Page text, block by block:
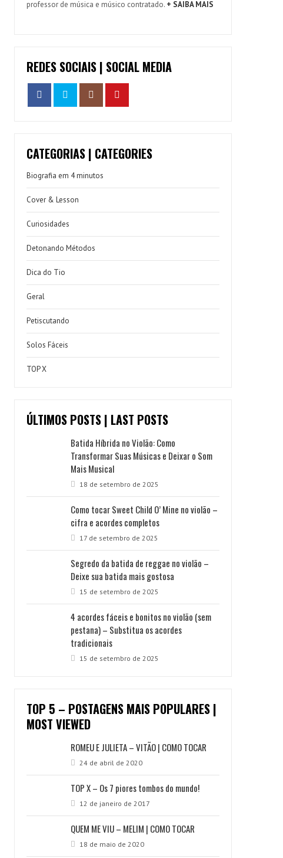
professor de música e músico contratado. + SAIBA MAIS
REDES SOCIAIS | SOCIAL MEDIA
CATEGORIAS | CATEGORIES
Biografia em 4 minutos
Cover & Lesson
Curiosidades
Detonando Métodos
Dica do Tio
Geral
Petiscutando
Solos Fáceis
TOP X
ÚLTIMOS POSTS | LAST POSTS
Batida Híbrida no Violão: Como
Transformar Suas Músicas e Deixar o Som
Mais Musical
18 de setembro de 2025
Como tocar Sweet Child O’ Mine no violão –
cifra e acordes completos
17 de setembro de 2025
Segredo da batida de reggae no violão –
Deixe sua batida mais gostosa
15 de setembro de 2025
4 acordes fáceis e bonitos no violão (sem
pestana) – Substitua os acordes
tradicionais
15 de setembro de 2025
TOP 5 – POSTAGENS MAIS POPULARES |
MOST VIEWED
ROMEU E JULIETA – VITÃO | COMO TOCAR
24 de abril de 2020
TOP X – Os 7 piores tombos do mundo!
12 de janeiro de 2017
QUEM ME VIU – MELIM | COMO TOCAR
18 de maio de 2020